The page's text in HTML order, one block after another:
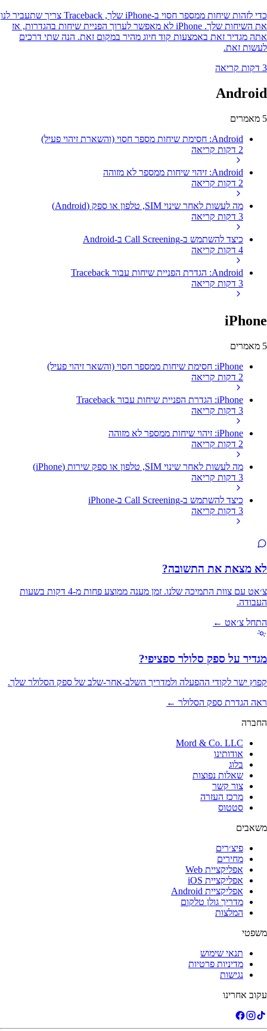
כדי לזהות שיחות ממספר חסוי ב-iPhone שלך, Traceback צריך שתעביר לנו
את השיחות שלך. iPhone לא מאפשר לערוך הפניית שיחות בהגדרות, אז
אתה מגדיר זאת באמצעות קוד חיוג מהיר במקום זאת. הנה שתי דרכים
לעשות זאת.
3 דקות קריאה
Android
5 מאמרים
Android: חסימת שיחות מספר חסוי (והשארת זיהוי פעיל)
2 דקות קריאה
Android: זיהוי שיחות ממספר לא מזוהה
2 דקות קריאה
מה לעשות לאחר שינוי SIM, טלפון או ספק (Android)
3 דקות קריאה
כיצד להשתמש ב-Call Screening ב-Android
4 דקות קריאה
Android: הגדרת הפניית שיחות עבור Traceback
3 דקות קריאה
iPhone
5 מאמרים
iPhone: חסימת שיחות ממספר חסוי (והשאר זיהוי פעיל)
2 דקות קריאה
iPhone: הגדרת הפניית שיחות עבור Traceback
3 דקות קריאה
iPhone: זיהוי שיחות ממספר לא מזוהה
2 דקות קריאה
מה לעשות לאחר שינוי SIM, טלפון או ספק שירות (iPhone)
3 דקות קריאה
כיצד להשתמש ב-Call Screening ב-iPhone
3 דקות קריאה
לא מצאת את התשובה?
צ׳אט עם צוות התמיכה שלנו. זמן מענה ממוצע פחות מ‑4 דקות בשעות
העבודה.
התחל צ׳אט ←
מגדיר על ספק סלולר ספציפי?
קפוץ ישר לקודי ההפעלה ולמדריך השלב‑אחר‑שלב של ספק הסלולר שלך.
ראה הגדרת ספק הסלולר ←
החברה
Mord & Co. LLC
אודותינו
בלוג
שאלות נפוצות
צור קשר
מרכז העזרה
סטטוס
משאבים
פיצ׳רים
מחירים
אפליקציית Web
אפליקציית iOS
אפליקציית Android
מדריך גולן טלקום
המלצות
משפטי
תנאי שימוש
מדיניות פרטיות
נגישות
עקוב אחרינו